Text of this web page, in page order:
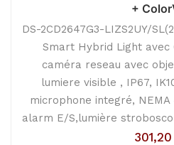
+
DS-2CD2647G3-LIZS2UY/
Smart Hybrid Light avec
caméra reseau avec
lumiere visible , IP67,
microphone integré, NEMA
alarm E/S,lumière
301,20